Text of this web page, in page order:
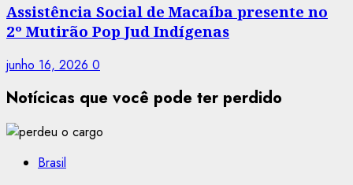
Assistência Social de Macaíba presente no
2º Mutirão Pop Jud Indígenas
junho 16, 2026 0
Notícicas que você pode ter perdido
Brasil